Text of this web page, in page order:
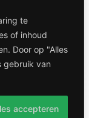
te
of inhoud
Door op "Alles
gebruik van
accepteren